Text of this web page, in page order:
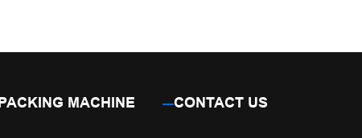
PACKING MACHINE CONTACT US